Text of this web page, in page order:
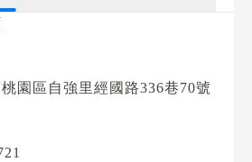
園區自強里經國路336巷70號